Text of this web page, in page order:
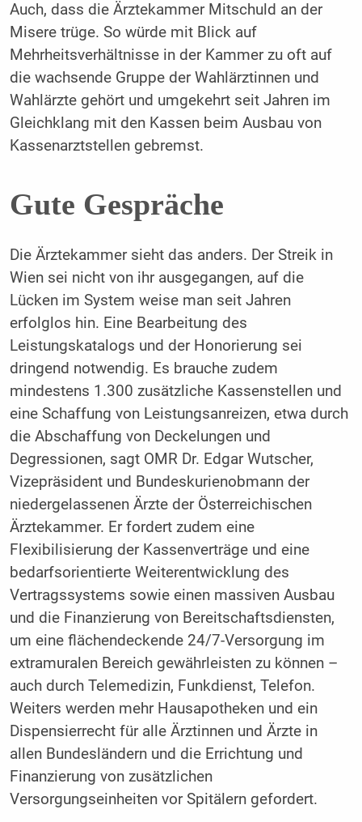
Auch, dass die Ärztekammer Mitschuld an der
Misere trüge. So würde mit Blick auf
Mehrheitsverhältnisse in der Kammer zu oft auf
die wachsende Gruppe der Wahlärztinnen und
Wahlärzte gehört und umgekehrt seit Jahren im
Gleichklang mit den Kassen beim Ausbau von
Kassenarztstellen gebremst.
Gute Gespräche
Die Ärztekammer sieht das anders. Der Streik in
Wien sei nicht von ihr ausgegangen, auf die
Lücken im System weise man seit Jahren
erfolglos hin. Eine Bearbeitung des
Leistungskatalogs und der Honorierung sei
dringend notwendig. Es brauche zudem
mindestens 1.300 zusätzliche Kassenstellen und
eine Schaffung von Leistungsanreizen, etwa durch
die Abschaffung von Deckelungen und
Degressionen, sagt OMR Dr. Edgar Wutscher,
Vizepräsident und Bundeskurienobmann der
niedergelassenen Ärzte der Österreichischen
Ärztekammer. Er fordert zudem eine
Flexibilisierung der Kassenverträge und eine
bedarfsorientierte Weiterentwicklung des
Vertragssystems sowie einen massiven Ausbau
und die Finanzierung von Bereitschaftsdiensten,
um eine flächendeckende 24/7-Versorgung im
extramuralen Bereich gewährleisten zu können –
auch durch Telemedizin, Funkdienst, Telefon.
Weiters werden mehr Hausapotheken und ein
Dispensierrecht für alle Ärztinnen und Ärzte in
allen Bundesländern und die Errichtung und
Finanzierung von zusätzlichen
Versorgungseinheiten vor Spitälern gefordert.